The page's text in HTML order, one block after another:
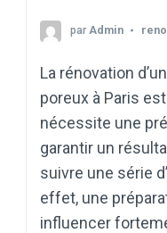
par Admin
La rénovation
poreux à Paris
nécessite une
garantir un
suivre une série
effet, une
influencer